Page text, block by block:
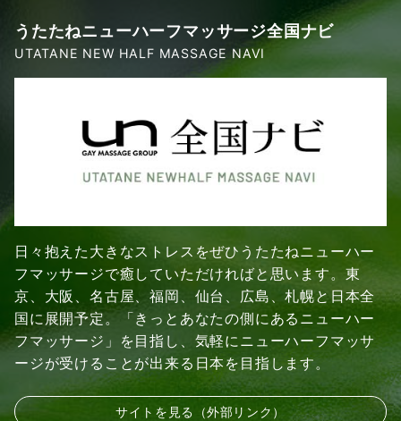
うたたねニューハーフマッサージ全国ナビ
UTATANE NEW HALF MASSAGE NAVI
日々抱えた大きなストレスをぜひうたたねニューハー
フマッサージで癒していただければと思います。東
京、大阪、名古屋、福岡、仙台、広島、札幌と日本全
国に展開予定。「きっとあなたの側にあるニューハー
フマッサージ」を目指し、気軽にニューハーフマッサ
ージが受けることが出来る日本を目指します。
サイトを見る（外部リンク）